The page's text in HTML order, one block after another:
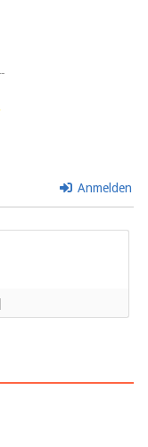
Anmelden